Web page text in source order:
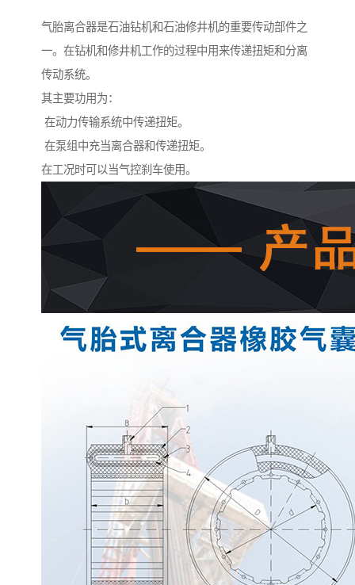
气胎离合器是石油钻机和石油修井机的重要传动部件之
一。在钻机和修井机工作的过程中用来传递扭矩和分离
传动系统。
其主要功用为：
在动力传输系统中传递扭矩。
在泵组中充当离合器和传递扭矩。
在工况时可以当气控刹车使用。